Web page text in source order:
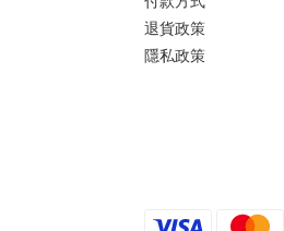
退貨政策
隱私政策